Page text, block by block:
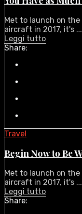
Met to launch on
aircraft in 2017, it's ...
Leggi tutto
Share:
Travel
Begin Now to Be
Met to launch on
aircraft in 2017, it's ...
Leggi tutto
Share: